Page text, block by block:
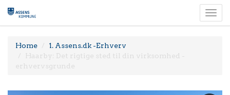
Home
1. Assens.dk -Erhverv
Haarby: Det rigtige sted til din virksomhed -
erhvervsgrunde